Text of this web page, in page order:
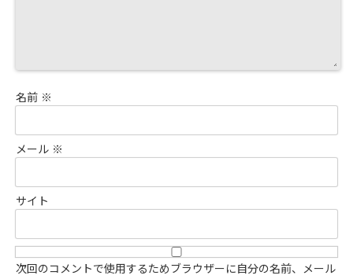
名前 ※
メール ※
サイト
次回のコメントで使用するためブラウザーに自分の名前、メール